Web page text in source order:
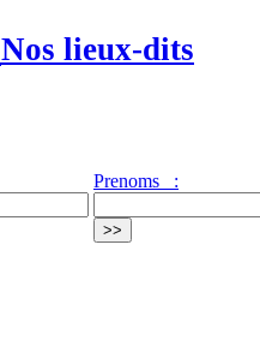
Nos lieux-dits
Prenoms :